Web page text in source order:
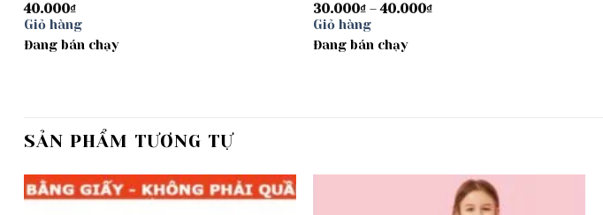
40.000₫
Giỏ hàng
Đang bán chạy
30.000₫ – 40.000₫Khoảng
Giỏ hàng
Đang bán chạy
SẢN PHẨM TƯƠNG TỰ